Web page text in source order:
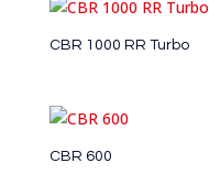
CBR 1000 RR Turbo
CBR 600